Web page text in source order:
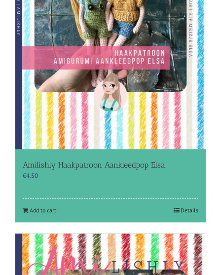
Amilishly Haakpatroon Aankleedpop Elsa
€4.50
Add to cart Details